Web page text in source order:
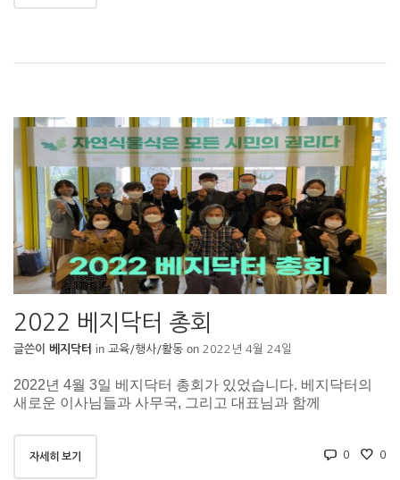
2022 베지닥터 총회
글쓴이 베지닥터 in 교육/행사/활동 on 2022년 4월 24일
2022년 4월 3일 베지닥터 총회가 있었습니다. 베지닥터의
새로운 이사님들과 사무국, 그리고 대표님과 함께
자세히 보기 0 0